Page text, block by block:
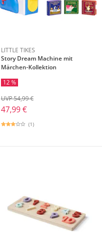
LITTLE TIKES
Story Dream Machine mit
Märchen-Kollektion
12 %
47,99 €
UVP 54,99 €
(1)